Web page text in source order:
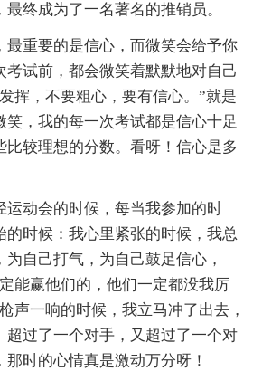
终成为了一名著名的推销员。
最重要的是信心，而微笑会给予你
考试前，都会微笑着默默地对自己
挥，不要粗心，要有信心。”就是
笑，我的每一次考试都是信心十足
比较理想的分数。看呀！信心是多
运动会的时候，每当我参加的时
的时候：我心里紧张的时候，我总
自己打气，为自己鼓足信心，
能赢他们的，他们一定都没我厉
声一响的时候，我立马冲了出去，
超过了一个对手，又超过了一个对
时的心情真是激动万分呀！